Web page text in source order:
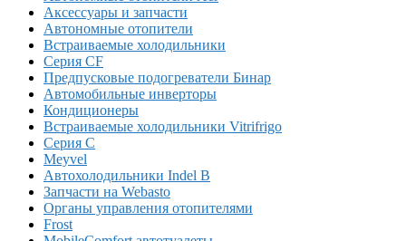
Аксессуары и запчасти
Автономные отопители
Встраиваемые холодильники
Серия CF
Предпусковые подогреватели Бинар
Автомобильные инверторы
Кондиционеры
Встраиваемые холодильники Vitrifrigo
Серия C
Meyvel
Автохолодильники Indel B
Запчасти на Webasto
Органы управления отопителями
Frost